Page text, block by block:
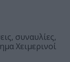
συναυλίες,
Χειμερινοί